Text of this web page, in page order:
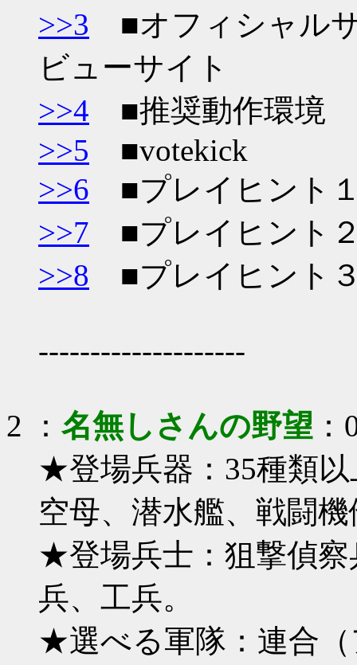
>>3 ■オフィシャル
ビューサイト
>>4 ■推奨動作環境
>>5 ■votekick
>>6 ■プレイヒント
>>7 ■プレイヒント
>>8 ■プレイヒント
--------------------
2 ： 名無しさんの野望
★登場兵器：35種類
空母、潜水艦、戦闘
★登場兵士：狙撃偵察
兵、工兵。
★選べる軍隊：連合